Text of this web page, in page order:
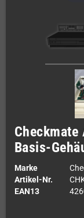
Basis-
Marke
Artikel-Nr.
EAN13